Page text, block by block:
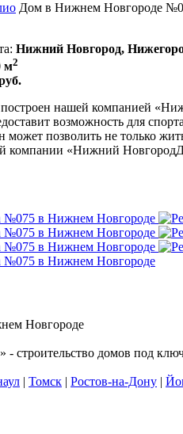
Дом в Нижнем Новгороде
Нижний Новгород,
м2
нашей компанией
возможность для
может позволить не только
компании «Нижний
домов под
| Томск | Ростов-на-Дону |